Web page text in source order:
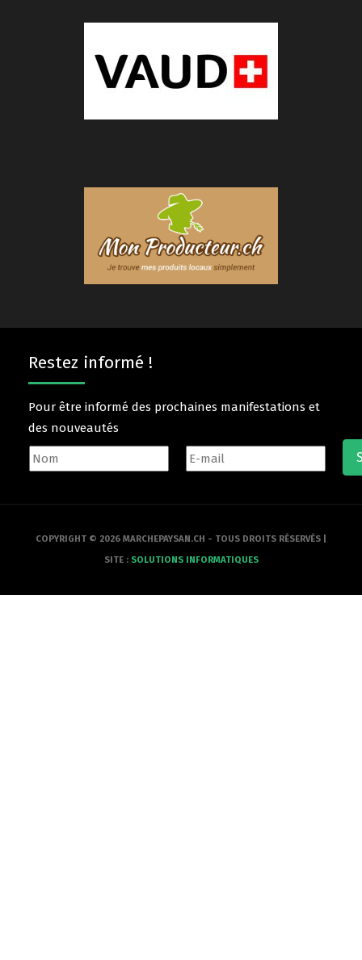
Restez informé !
Pour être informé des prochaines manifestations et
des nouveautés
COPYRIGHT © 2026 MARCHEPAYSAN.CH - TOUS DROITS RÉSERVÉS |
SITE : SOLUTIONS INFORMATIQUES